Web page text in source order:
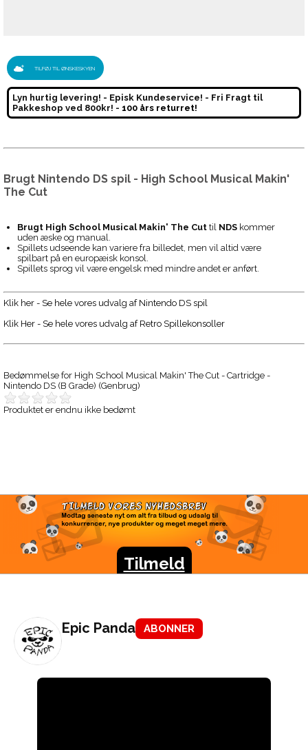
TILFØJ TIL ØNSKESKYEN
Lyn hurtig levering! - Episk Kundeservice! - Fri Fragt til
Pakkeshop ved 800kr! - 100 års returret!
Brugt Nintendo DS spil - High School Musical Makin'
The Cut
Brugt High School Musical Makin' The Cut til NDS kommer
uden æske og manual.
Spillets udseende kan variere fra billedet, men vil altid være
spilbart på en europæisk konsol.
Spillets sprog vil være engelsk med mindre andet er anført.
Klik her - Se hele vores udvalg af Nintendo DS spil
Klik Her - Se hele vores udvalg af Retro Spillekonsoller
Bedømmelse for High School Musical Makin' The Cut - Cartridge -
Nintendo DS (B Grade) (Genbrug)
Produktet er endnu ikke bedømt
TILMELD VORES
NYHEDSBREV
Modtag seneste nyt om alt fra tilbud og udsalg til
konkurrencer, nye produkter og meget meget mere.
Tilmeld
Epic Panda ABONNER